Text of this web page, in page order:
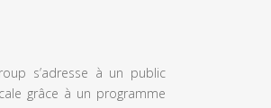
s’adresse à un public
grâce à un programme